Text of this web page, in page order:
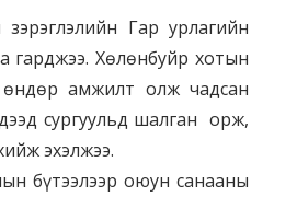
Гар урлагийн
гарджээ. Хөлөнбуйр хотын
өндөр амжилт олж чадсан
сургуульд шалган орж,
эхэлжээ.
бүтээлээр оюун санааны